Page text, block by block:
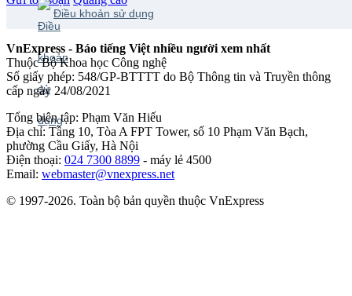
Điều khoản sử dụng
VnExpress - Báo tiếng Việt nhiều người xem nhất
Thuộc Bộ Khoa học Công nghệ
Số giấy phép: 548/GP-BTTTT do Bộ Thông tin và Truyền thông
cấp ngày 24/08/2021
Tổng biên tập: Phạm Văn Hiếu
Địa chỉ: Tầng 10, Tòa A FPT Tower, số 10 Phạm Văn Bạch,
phường Cầu Giấy, Hà Nội
Điện thoại: 024 7300 8899 - máy lẻ 4500
Email: webmaster@vnexpress.net
© 1997-2026. Toàn bộ bản quyền thuộc VnExpress